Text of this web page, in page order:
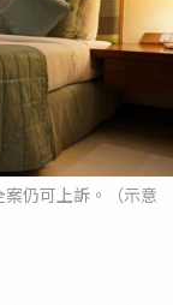
仍可上訴。（示意